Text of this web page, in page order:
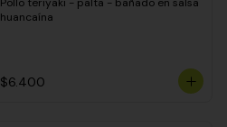
huancaína
$6.400